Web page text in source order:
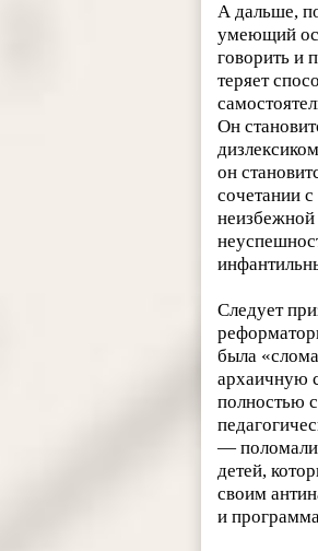
А дальше,
умеющий
говорить и
теряет
Он
он
сочетании
неизбежной
Следует
была
архаичную
полностью
—
детей,
своим
и